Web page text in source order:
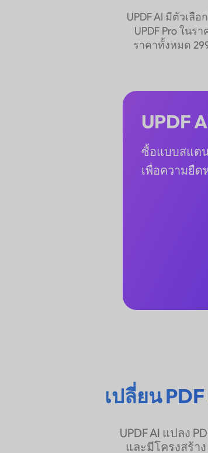
UPDF AI มีตัวเ
UPDF Pro ในร
ราคาทั้งหมด
UPDF
ซื้อแบบสแตน
เพื่อความยื
เปลี่ยน
UPDF AI แปลง
และมีโครงสร้า